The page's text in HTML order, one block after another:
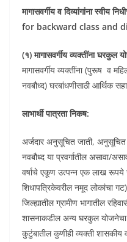
मागासवर्गीय व दिव्यांगांना
for backward class and
(१)मागासवर्गीय व्यक्तींना घरकुल
मागासवर्गीय व्यक्तींना (पुरूष व
नवबौध्द) घरबांधणीसाठी आर्थिक
लाभार्थी पात्रता निकष:
अर्जदार अनुसूचित जाती, अनुसूचित
नवबौध्द या प्रवर्गातील असावा/
वर्षाचे एकूण उत्पन्न एक लाख
शिधापत्रिकेवरील नमूद लोकांचा
जिल्ह्यातील ग्रामीण भागातील
शासनाकडील अन्य घरकुल योजनेचा
कुटुंबातील कुणीही व्यक्ती शासकीय